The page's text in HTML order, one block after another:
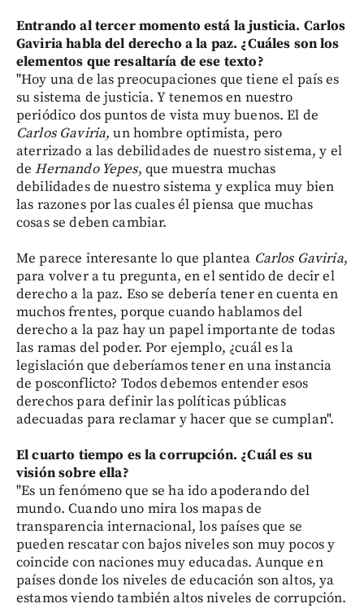
Entrando al tercer momento está la justicia. Carlos
Gaviria habla del derecho a la paz. ¿Cuáles son los
elementos que resaltaría de ese texto?
"Hoy una de las preocupaciones que tiene el país es
su sistema de justicia. Y tenemos en nuestro
periódico dos puntos de vista muy buenos. El de
Carlos Gaviria, un hombre optimista, pero
aterrizado a las debilidades de nuestro sistema, y el
deHernando Yepes, que muestra muchas
debilidades de nuestro sistema y explica muy bien
las razones por las cuales él piensa que muchas
cosas se deben cambiar.
Me parece interesante lo que plantea Carlos Gaviria,
para volver a tu pregunta, en el sentido de decir el
derecho a la paz. Eso se debería tener en cuenta en
muchos frentes, porque cuando hablamos del
derecho a la paz hay un papel importante de todas
las ramas del poder. Por ejemplo, ¿cuál es la
legislación que deberíamos tener en una instancia
de posconflicto? Todos debemos entender esos
derechos para definir las políticas públicas
adecuadas para reclamar y hacer que se cumplan".
El cuarto tiempo es la corrupción. ¿Cuál es su
visión sobre ella?
"Es un fenómeno que se ha ido apoderando del
mundo. Cuando uno mira los mapas de
transparencia internacional, los países que se
pueden rescatar con bajos niveles son muy pocos y
coincide con naciones muy educadas. Aunque en
países donde los niveles de educación son altos, ya
estamos viendo también altos niveles de corrupción.